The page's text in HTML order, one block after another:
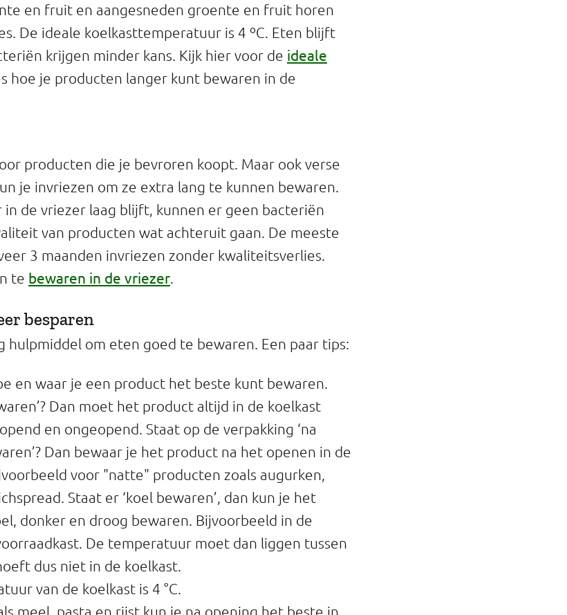
en fruit en aangesneden groente en fruit horen
De ideale koelkasttemperatuur is 4 ºC. Eten blijft
krijgen minder kans. Kijk hier voor de ideale
hoe je producten langer kunt bewaren in de
producten die je bevroren koopt. Maar ook verse
je invriezen om ze extra lang te kunnen bewaren.
de vriezer laag blijft, kunnen er geen bacteriën
van producten wat achteruit gaan. De meeste
3 maanden invriezen zonder kwaliteitsverlies.
te bewaren in de vriezer.
besparen
hulpmiddel om eten goed te bewaren. Een paar tips:
en waar je een product het beste kunt bewaren.
Dan moet het product altijd in de koelkast
en ongeopend. Staat op de verpakking ‘na
Dan bewaar je het product na het openen in de
voor "natte" producten zoals augurken,
Staat er ‘koel bewaren’, dan kun je het
donker en droog bewaren. Bijvoorbeeld in de
De temperatuur moet dan liggen tussen
dus niet in de koelkast.
van de koelkast is 4 °C.
meel, pasta en rijst kun je na opening het beste in